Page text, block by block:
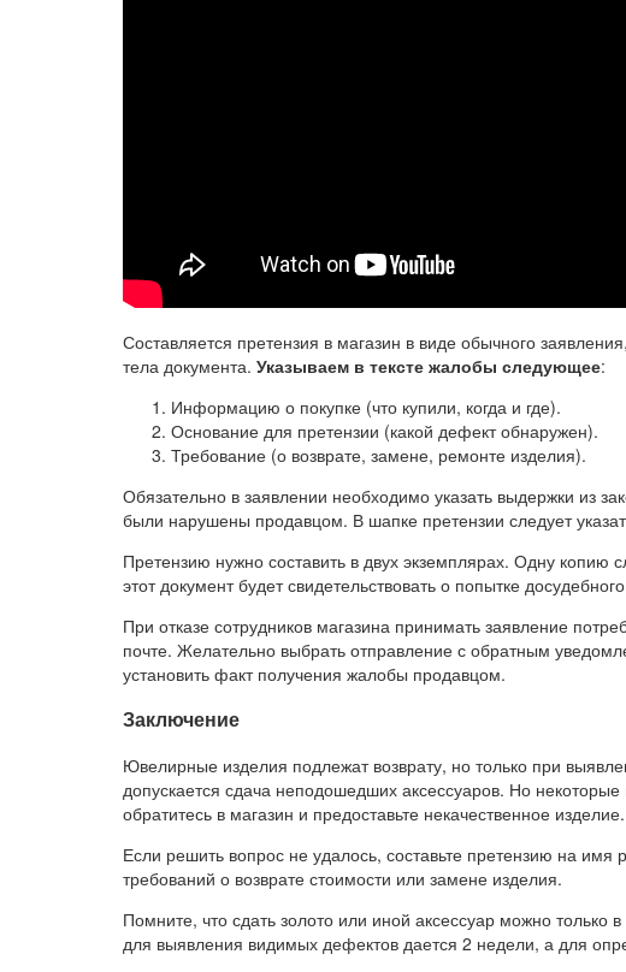
Составляется претензия в магазин в виде обычного
тела документа. Указываем в тексте жалобы следующее:
Информацию о покупке (что купили, когда и где).
Основание для претензии (какой дефект обнаружен).
Требование (о возврате, замене, ремонте изделия).
Обязательно в заявлении необходимо указать выдержки из
были нарушены продавцом. В шапке претензии следует
Претензию нужно составить в двух экземплярах. Одну копию
этот документ будет свидетельствовать о попытке
При отказе сотрудников магазина принимать заявление
почте. Желательно выбрать отправление с обратным
установить факт получения жалобы продавцом.
Заключение
Ювелирные изделия подлежат возврату, но только при
допускается сдача неподошедших аксессуаров. Но
обратитесь в магазин и предоставьте некачественное изделие.
Если решить вопрос не удалось, составьте претензию на имя
требований о возврате стоимости или замене изделия.
Помните, что сдать золото или иной аксессуар можно только
для выявления видимых дефектов дается 2 недели, а для